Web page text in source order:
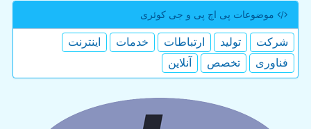
موضوعات پی اچ پی و جی كوئری
شركت تولید ارتباطات خدمات
اینترنت
فناوری
تخصص آنلاین